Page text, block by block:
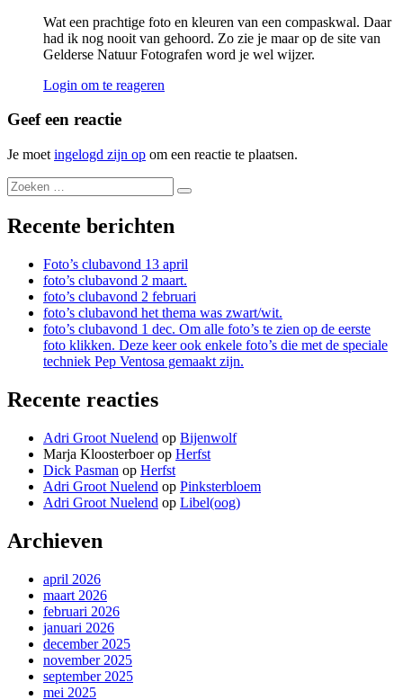
Wat een prachtige foto en kleuren van een compaskwal. Daar
had ik nog nooit van gehoord. Zo zie je maar op de site van
Gelderse Natuur Fotografen word je wel wijzer.
Login om te reageren
Geef een reactie
Je moet ingelogd zijn op om een reactie te plaatsen.
Recente berichten
Foto’s clubavond 13 april
foto’s clubavond 2 maart.
foto’s clubavond 2 februari
foto’s clubavond het thema was zwart/wit.
foto’s clubavond 1 dec. Om alle foto’s te zien op de eerste
foto klikken. Deze keer ook enkele foto’s die met de speciale
techniek Pep Ventosa gemaakt zijn.
Recente reacties
Adri Groot Nuelend op Bijenwolf
Marja Kloosterboerop Herfst
Dick Pasman op Herfst
Adri Groot Nuelend op Pinksterbloem
Adri Groot Nuelend op Libel(oog)
Archieven
april 2026
maart 2026
februari 2026
januari 2026
december 2025
november 2025
september 2025
mei 2025